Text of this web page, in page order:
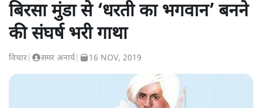
बिरसा मुंडा से ‘धरती का भगवान’ बनने
की संघर्ष भरी गाथा
विचार समर अनार्य| 16 NOV, 2019